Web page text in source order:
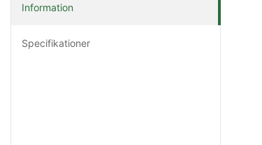
Information
Specifikationer